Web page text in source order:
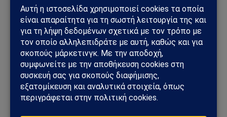
επίθεση – Η Μέση Ανατολή εισέρχεται σε ακόμη
πιο επικίνδυνη φάση
31/07/2026